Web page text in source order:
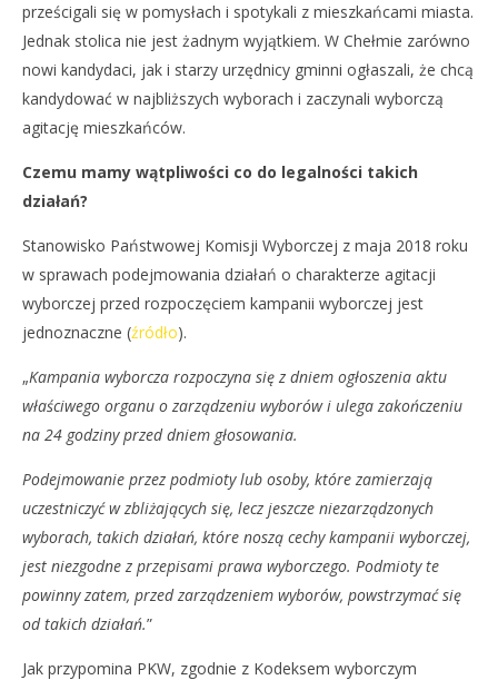
prześcigali się w pomysłach i spotykali z mieszkańcami miasta.
Jednak stolica nie jest żadnym wyjątkiem. W Chełmie zarówno
nowi kandydaci, jak i starzy urzędnicy gminni ogłaszali, że chcą
kandydować w najbliższych wyborach i zaczynali wyborczą
agitację mieszkańców.
Czemu mamy wątpliwości co do legalności takich
działań?
Stanowisko Państwowej Komisji Wyborczej z maja 2018 roku
w sprawach podejmowania działań o charakterze agitacji
wyborczej przed rozpoczęciem kampanii wyborczej jest
jednoznaczne (źródło).
„Kampania wyborcza rozpoczyna się z dniem ogłoszenia aktu
właściwego organu o zarządzeniu wyborów i ulega zakończeniu
na 24 godziny przed dniem głosowania.
Podejmowanie przez podmioty lub osoby, które zamierzają
uczestniczyć w zbliżających się, lecz jeszcze niezarządzonych
wyborach, takich działań, które noszą cechy kampanii wyborczej,
jest niezgodne z przepisami prawa wyborczego. Podmioty te
powinny zatem, przed zarządzeniem wyborów, powstrzymać się
od takich działań.”
Jak przypomina PKW, zgodnie z Kodeksem wyborczym